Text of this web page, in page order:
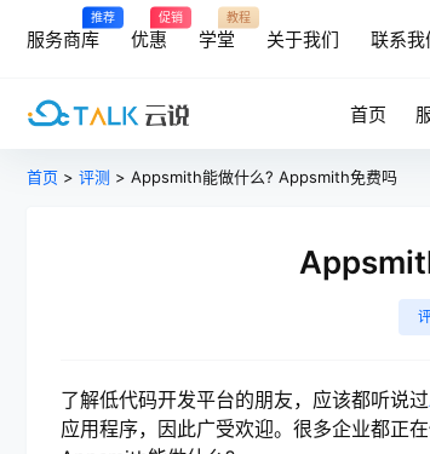
推荐
服务商库
促销
优惠
教程
学堂 关于我们 联系我
首页
首页 > 评测 > Appsmith能做什么? Appsmith免费吗
了解低代码开发平台的朋友，应该都听说过
应用程序，因此广受欢迎。很多企业都正